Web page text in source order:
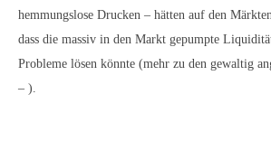
hemmungslose Drucken – hätten auf den
dass die massiv in den Markt gepumpte
Probleme lösen könnte (mehr zu den gewaltig
– ).